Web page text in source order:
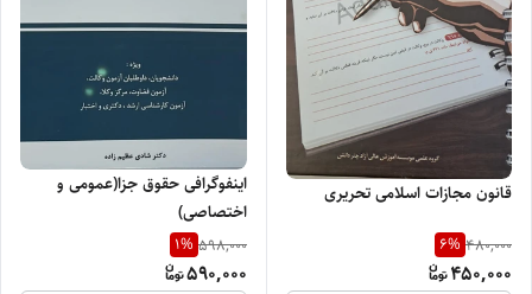
قانون مجازات اسلامی تحریری
480,000
6%
450,000
اینفوگرافی حقوق جزا(عمومی و
اختصاصی)
598,000
1%
590,000